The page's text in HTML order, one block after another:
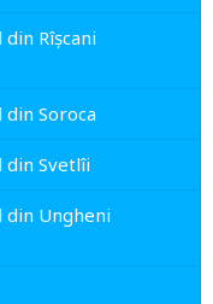
din Rîşcani
din Soroca
din Svetlîi
din Ungheni